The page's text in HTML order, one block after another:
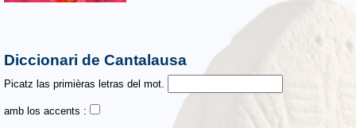
Diccionari de Cantalausa
Picatz las primièras letras del mot.
amb los accents :